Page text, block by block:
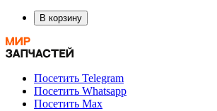
В корзину
Посетить Telegram
Посетить Whatsapp
Посетить Max